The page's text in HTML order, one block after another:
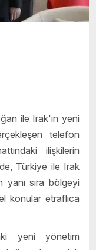
ile Irak'ın yeni
telefon
ilişkilerin
Türkiye ile Irak
yanı sıra bölgeyi
konular etraflıca
yeni yönetim